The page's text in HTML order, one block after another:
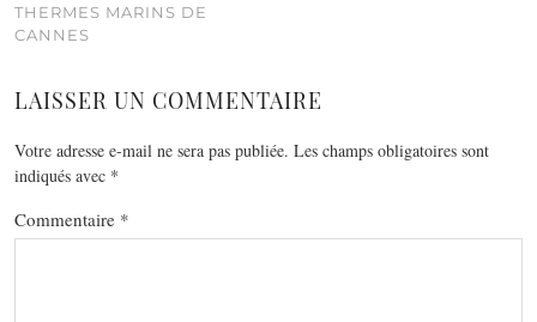
THERMES MARINS DE
CANNES
LAISSER UN COMMENTAIRE
Votre adresse e-mail ne sera pas publiée. Les champs obligatoires sont
indiqués avec *
Commentaire *